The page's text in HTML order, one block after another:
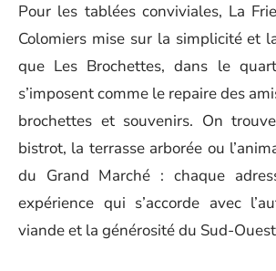
Pour les tablées conviviales, La
Colomiers mise sur la simplicité et
que Les Brochettes, dans le
s’imposent comme le repaire des
brochettes et souvenirs. On
bistrot, la terrasse arborée ou
du Grand Marché : chaque
expérience qui s’accorde avec
viande et la générosité du Sud-